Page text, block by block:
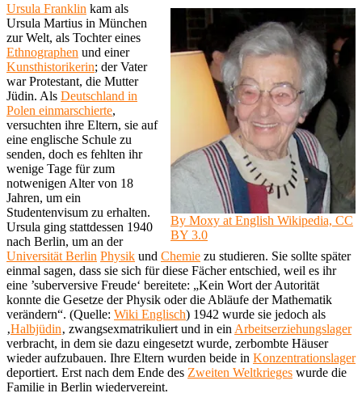
By Moxy at English Wikipedia, CC
BY 3.0
Ursula Franklin kam als
Ursula Martius in München
zur Welt, als Tochter eines
Ethnographen und einer
Kunsthistorikerin; der Vater
war Protestant, die Mutter
Jüdin. Als Deutschland in
Polen einmarschierte,
versuchten ihre Eltern, sie auf
eine englische Schule zu
senden, doch es fehlten ihr
wenige Tage für zum
notwenigen Alter von 18
Jahren, um ein
Studentenvisum zu erhalten.
Ursula ging stattdessen 1940
nach Berlin, um an der
Universität Berlin Physik und Chemie zu studieren. Sie sollte später
einmal sagen, dass sie sich für diese Fächer entschied, weil es ihr
eine ’suberversive Freude‘ bereitete: „Kein Wort der Autorität
konnte die Gesetze der Physik oder die Abläufe der Mathematik
verändern“. (Quelle: Wiki Englisch) 1942 wurde sie jedoch als
‚Halbjüdin‚ zwangsexmatrikuliert und in ein Arbeitserziehungslager
verbracht, in dem sie dazu eingesetzt wurde, zerbombte Häuser
wieder aufzubauen. Ihre Eltern wurden beide in Konzentrationslager
deportiert. Erst nach dem Ende des Zweiten Weltkrieges wurde die
Familie in Berlin wiedervereint.